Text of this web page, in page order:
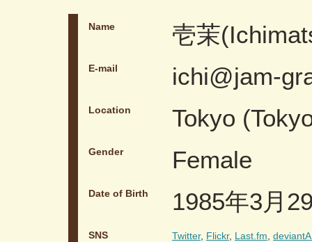
Name 壱茉
E-mail ichi@jam-
Location Tokyo
Gender Female
Date of Birth 1985年3月
SNS Twitter, Flickr, Last.fm